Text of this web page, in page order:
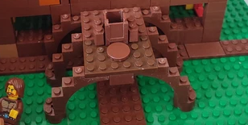
Erasmus+ Przez
Erasmus+ Mózgi w